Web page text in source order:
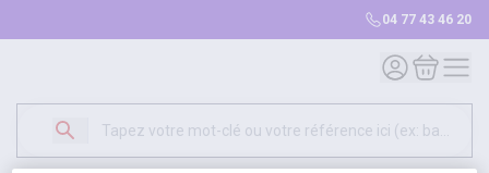
04 77 43 46 20
Mon compte
Mon